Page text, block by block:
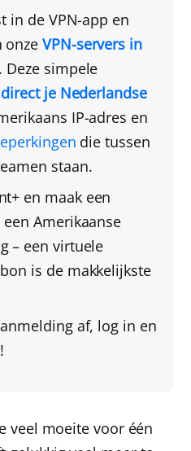
in de VPN-app en
onze VPN-servers in
Deze simpele
je Nederlandse
IP-adres en
die tussen
staan.
en maak een
een Amerikaanse
– een virtuele
is de makkelijkste
af, log in en
veel moeite voor één